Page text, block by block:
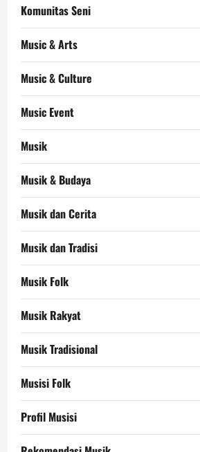
Komunitas Seni
Music & Arts
Music & Culture
Music Event
Musik
Musik & Budaya
Musik dan Cerita
Musik dan Tradisi
Musik Folk
Musik Rakyat
Musik Tradisional
Musisi Folk
Profil Musisi